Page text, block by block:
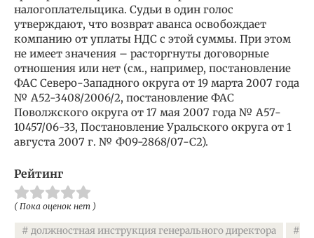
налогоплательщика. Судьи в один голос
утверждают, что возврат аванса освобождает
компанию от уплаты НДС с этой суммы. При этом
не имеет значения – расторгнуты договорные
отношения или нет (см., например, постановление
ФАС Северо-Западного округа от 19 марта 2007 года
№ А52-3408/2006/2, постановление ФАС
Поволжского округа от 17 мая 2007 года № А57-
10457/06-33, Постановление Уральского округа от 1
августа 2007 г. № Ф09-2868/07-С2).
Рейтинг
( Пока оценок нет )
должностная инструкция генерального директора